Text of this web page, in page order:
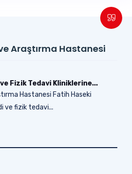
Araştırma Hastanesi
Fizik Tedavi Kliniklerine...
Hastanesi Fatih Haseki
ve fizik tedavi...